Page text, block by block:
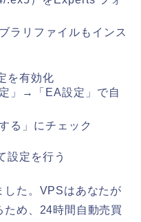
ラリファイルもインス
を有効化
」→「EA設定」で自
る」にチェック
設定を行う
した。VPSはあなたが
ため、24時間自動売買